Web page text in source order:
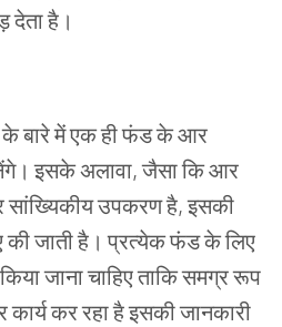
देता है।
के बारे में एक ही फंड के आर
इसके अलावा, जैसा कि आर
सांख्यिकीय उपकरण है, इसकी
की जाती है। प्रत्येक फंड के लिए
जाना चाहिए ताकि समग्र रूप
कार्य कर रहा है इसकी जानकारी